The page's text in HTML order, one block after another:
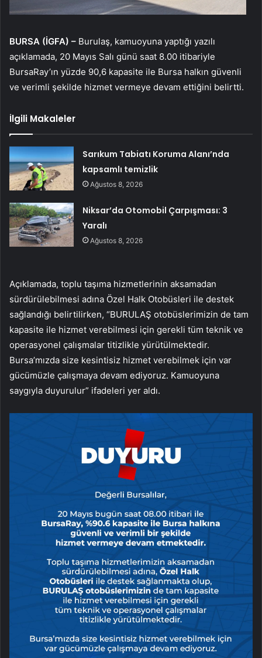
BURSA (İGFA) – Burulaş, kamuoyuna yaptığı yazılı
açıklamada, 20 Mayıs Salı günü saat 8.00 itibariyle
BursaRay’ın yüzde 90,6 kapasite ile Bursa halkın güvenli
ve verimli şekilde hizmet vermeye devam ettiğini belirtti.
İlgili Makaleler
Sarıkum Tabiatı Koruma Alanı’nda
kapsamlı temizlik
Ağustos 8, 2026
Niksar’da Otomobil Çarpışması: 3
Yaralı
Ağustos 8, 2026
Açıklamada, toplu taşıma hizmetlerinin aksamadan
sürdürülebilmesi adına Özel Halk Otobüsleri ile destek
sağlandığı belirtilirken, “BURULAŞ otobüslerimizin de tam
kapasite ile hizmet verebilmesi için gerekli tüm teknik ve
operasyonel çalışmalar titizlikle yürütülmektedir.
Bursa’mızda size kesintisiz hizmet verebilmek için var
gücümüzle çalışmaya devam ediyoruz. Kamuoyuna
saygıyla duyurulur” ifadeleri yer aldı.